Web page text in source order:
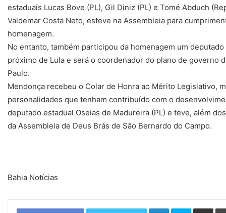
estaduais Lucas Bove (PL), Gil Diniz (PL) e Tomé Abduch
Valdemar Costa Neto, esteve na Assembleia para
homenagem.
No entanto, também participou da homenagem um
próximo de Lula e será o coordenador do plano de governo
Paulo.
Mendonça recebeu o Colar de Honra ao Mérito Legislativo,
personalidades que tenham contribuído com o
deputado estadual Oseias de Madureira (PL) e teve, além
da Assembleia de Deus Brás de São Bernardo do Campo.
Bahia Notícias
Linkedin Skype